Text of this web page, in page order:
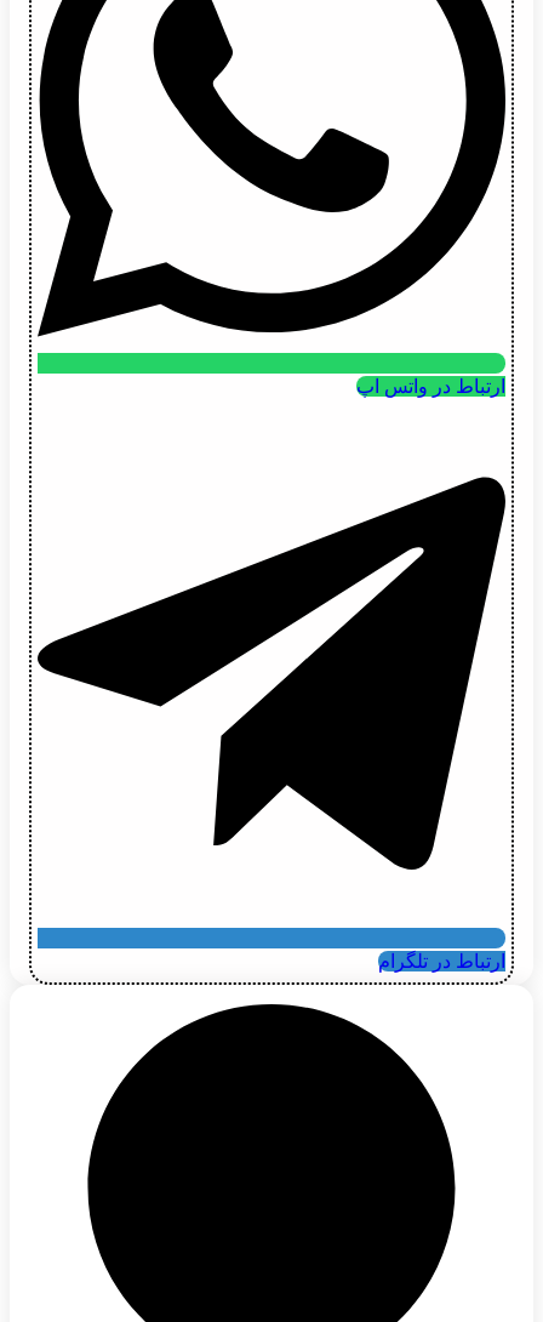
ارتباط در واتس اپ
ارتباط در تلگرام